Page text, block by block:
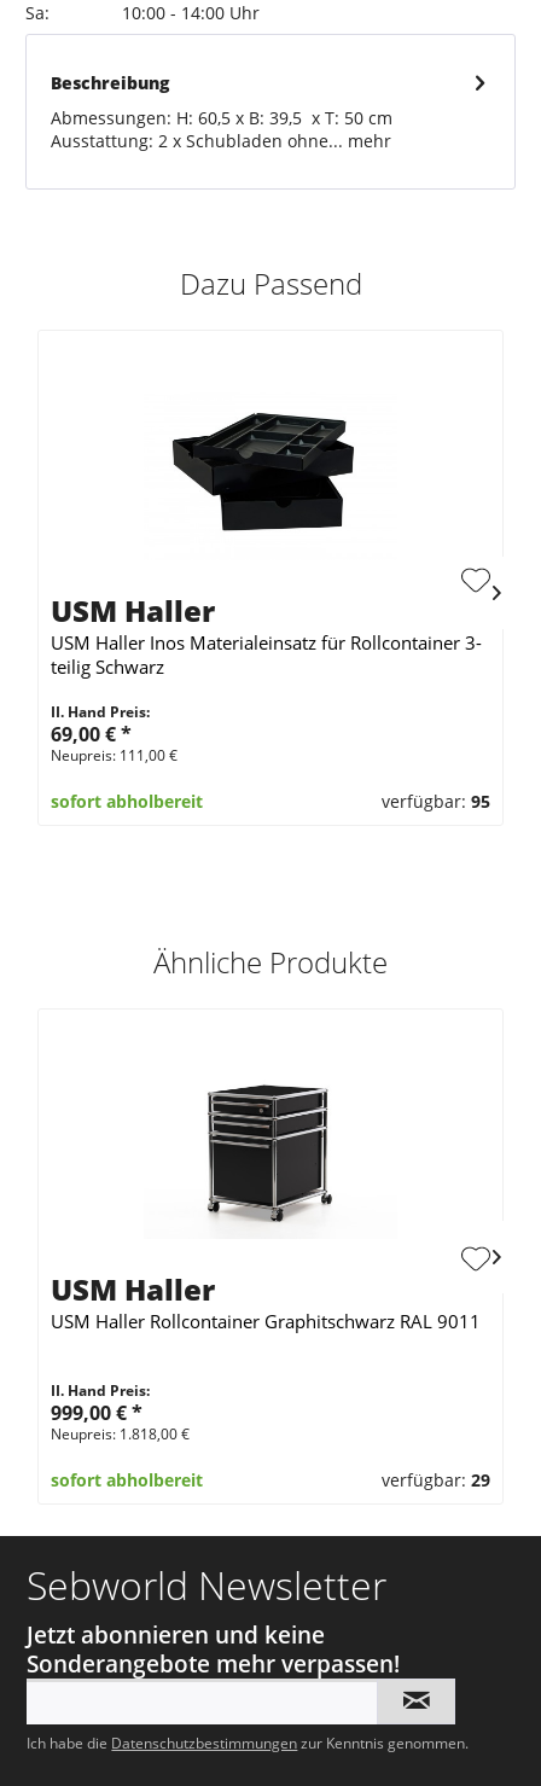
Sa:
10:00 - 14:00 Uhr
Beschreibung
Abmessungen: H: 60,5 x B: 39,5 x T: 50 cm
Ausstattung: 2 x Schubladen ohne... mehr
Dazu Passend
USM Haller
USM Haller Inos Materialeinsatz für Rollcontainer 3-
teilig Schwarz
II. Hand Preis:
69,00 €*
Neupreis: 111,00 €
sofort abholbereit verfügbar: 95
Ähnliche Produkte
USM Haller
USM Haller Rollcontainer Graphitschwarz RAL 9011
II. Hand Preis:
999,00 €*
Neupreis: 1.818,00 €
sofort abholbereit verfügbar: 29
Sebworld Newsletter
Jetzt abonnieren und keine
Sonderangebote mehr verpassen!
Ich habe die Datenschutzbestimmungenzur Kenntnis genommen.